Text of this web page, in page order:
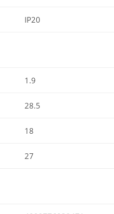
IP20
1.9
28.5
18
27